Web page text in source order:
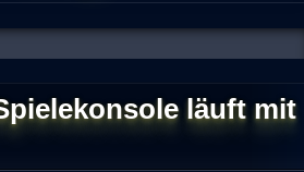
läuft mit